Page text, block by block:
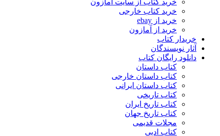
خرید کتاب از سایت آمازون
خرید کتاب خارجی
خرید از ebay
خرید از آمازون
خریدار کتاب
آثار نویسندگان
دانلود رایگان کتاب
کتاب داستان
کتاب داستان خارجی
کتاب داستان ایرانی
کتاب تاریخی
کتاب تاریخ ایران
کتاب تاریخ جهان
مجلات قدیمی
کتاب ادبی